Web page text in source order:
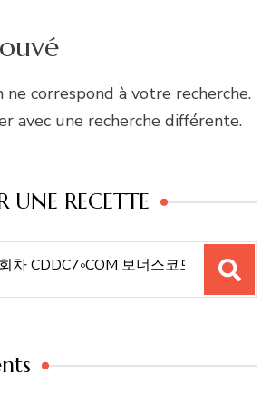
ne correspond à votre recherche.
avec une recherche différente.
UNE RECETTE